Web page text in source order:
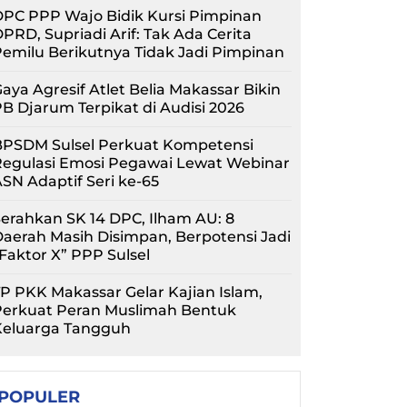
PPP Wajo Bidik Kursi Pimpinan
Supriadi Arif: Tak Ada Cerita
Berikutnya Tidak Jadi Pimpinan
Agresif Atlet Belia Makassar Bikin
Djarum Terpikat di Audisi 2026
Sulsel Perkuat Kompetensi
Emosi Pegawai Lewat Webinar
Adaptif Seri ke-65
SK 14 DPC, Ilham AU: 8
Masih Disimpan, Berpotensi Jadi
X” PPP Sulsel
PKK Makassar Gelar Kajian Islam,
Peran Muslimah Bentuk
Tangguh